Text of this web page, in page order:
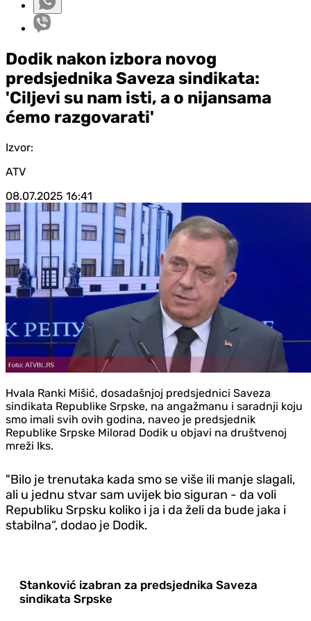
Dodik nakon izbora novog
predsjednika Saveza sindikata:
'Ciljevi su nam isti, a o nijansama
ćemo razgovarati'
Izvor:
ATV
08.07.2025 16:41
Hvala Ranki Mišić, dosadašnjoj predsjednici Saveza
sindikata Republike Srpske, na angažmanu i saradnji koju
smo imali svih ovih godina, naveo je predsjednik
Republike Srpske Milorad Dodik u objavi na društvenoj
mreži Iks.
"Bilo je trenutaka kada smo se više ili manje slagali,
ali u jednu stvar sam uvijek bio siguran - da voli
Republiku Srpsku koliko i ja i da želi da bude jaka i
stabilna“, dodao je Dodik.
Stanković izabran za predsjednika Saveza
sindikata Srpske